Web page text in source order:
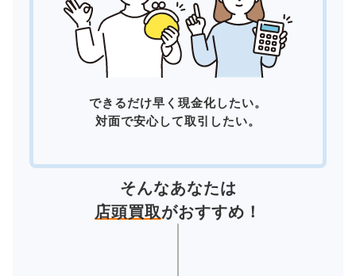
できるだけ早く現金化したい。
対面で安心して取引したい。
そんなあなたは
店頭買取がおすすめ！